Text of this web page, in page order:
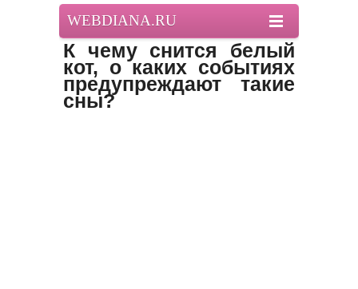
WEBDIANA.RU
К чему снится белый
кот, о каких событиях
предупреждают такие
сны?